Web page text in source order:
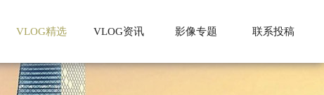
VLOG精选 VLOG资讯 影像专题 联系投稿